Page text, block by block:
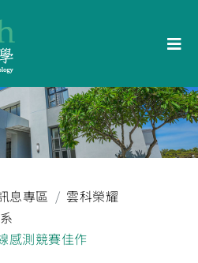
息專區
雲科榮耀
感測競賽佳作